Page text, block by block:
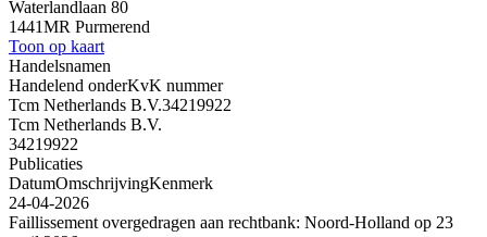
Waterlandlaan 80
1441MR Purmerend
Toon op kaart
Handelsnamen
Handelend onderKvK nummer
Tcm Netherlands B.V.34219922
Tcm Netherlands B.V.
34219922
Publicaties
DatumOmschrijvingKenmerk
24-04-2026
Faillissement overgedragen aan rechtbank: Noord-Holland op 23